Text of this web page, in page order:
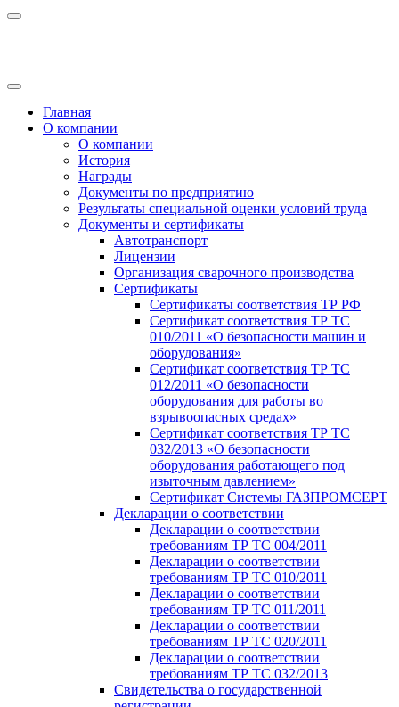
Главная
О компании
О компании
История
Награды
Документы по предприятию
Результаты специальной оценки условий труда
Документы и сертификаты
Автотранспорт
Лицензии
Организация сварочного производства
Cертификаты
Сертификаты соответствия ТР РФ
Сертификат соответствия ТР ТС
010/2011 «О безопасности машин и
оборудования»
Сертификат соответствия ТР ТС
012/2011 «О безопасности
оборудования для работы во
взрывоопасных средах»
Сертификат соответствия ТР ТС
032/2013 «О безопасности
оборудования работающего под
изыточным давлением»
Сертификат Системы ГАЗПРОМСЕРТ
Декларации о соответствии
Декларации о соответствии
требованиям ТР ТС 004/2011
Декларации о соответствии
требованиям ТР ТС 010/2011
Декларации о соответствии
требованиям ТР ТС 011/2011
Декларации о соответствии
требованиям ТР ТС 020/2011
Декларации о соответствии
требованиям ТР ТС 032/2013
Свидетельства о государственной